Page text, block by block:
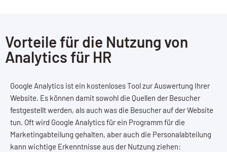
Vorteile für die Nutzung von
Analytics für HR
Google Analytics ist ein kostenloses Tool zur Auswertung Ihrer
Website. Es können damit sowohl die Quellen der Besucher
festgestellt werden, als auch was die Besucher auf der Website
tun. Oft wird Google Analytics für ein Programm für die
Marketingabteilung gehalten, aber auch die Personalabteilung
kann wichtige Erkenntnisse aus der Nutzung ziehen: